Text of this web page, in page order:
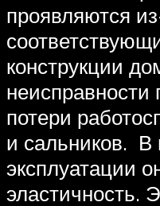
проявляются
конструкции
неисправности
потери
и сальников. В
эксплуатации
эластичность.